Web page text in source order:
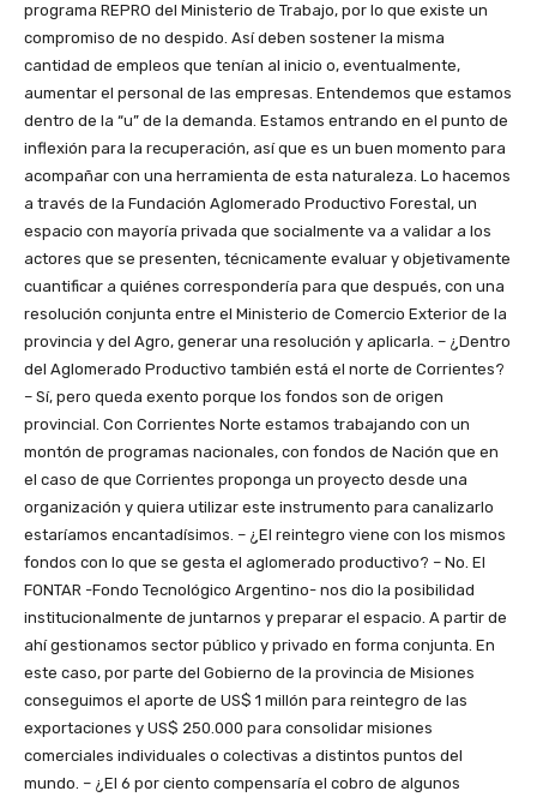
programa REPRO del Ministerio de Trabajo, por lo que existe un
compromiso de no despido. Así deben sostener la misma
cantidad de empleos que tenían al inicio o, eventualmente,
aumentar el personal de las empresas. Entendemos que estamos
dentro de la “u” de la demanda. Estamos entrando en el punto de
inflexión para la recuperación, así que es un buen momento para
acompañar con una herramienta de esta naturaleza. Lo hacemos
a través de la Fundación Aglomerado Productivo Forestal, un
espacio con mayoría privada que socialmente va a validar a los
actores que se presenten, técnicamente evaluar y objetivamente
cuantificar a quiénes correspondería para que después, con una
resolución conjunta entre el Ministerio de Comercio Exterior de la
provincia y del Agro, generar una resolución y aplicarla. – ¿Dentro
del Aglomerado Productivo también está el norte de Corrientes?
– Sí, pero queda exento porque los fondos son de origen
provincial. Con Corrientes Norte estamos trabajando con un
montón de programas nacionales, con fondos de Nación que en
el caso de que Corrientes proponga un proyecto desde una
organización y quiera utilizar este instrumento para canalizarlo
estaríamos encantadísimos. – ¿El reintegro viene con los mismos
fondos con lo que se gesta el aglomerado productivo? – No. El
FONTAR -Fondo Tecnológico Argentino- nos dio la posibilidad
institucionalmente de juntarnos y preparar el espacio. A partir de
ahí gestionamos sector público y privado en forma conjunta. En
este caso, por parte del Gobierno de la provincia de Misiones
conseguimos el aporte de US$ 1 millón para reintegro de las
exportaciones y US$ 250.000 para consolidar misiones
comerciales individuales o colectivas a distintos puntos del
mundo. – ¿El 6 por ciento compensaría el cobro de algunos